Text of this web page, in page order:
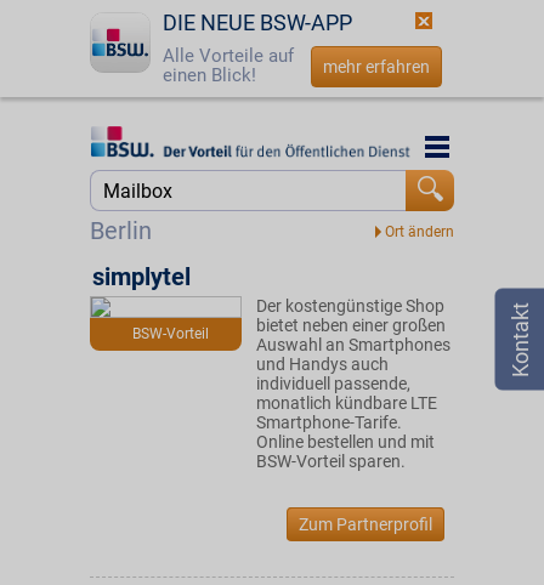
DIE NEUE BSW-APP
Alle Vorteile auf
einen Blick!
mehr erfahren
Startseite
Login
☎ 0800 - 279 25 82
Berlin
Startseite
BSW-Vorteil
simplytel
Der kostengünstige Shop
bietet neben einer großen
Auswahl an Smartphones
und Handys auch
individuell passende,
monatlich kündbare LTE
Smartphone-Tarife.
Online bestellen und mit
BSW-Vorteil sparen.
Zum Partnerprofil